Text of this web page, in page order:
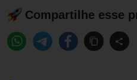
Compartilhe esse